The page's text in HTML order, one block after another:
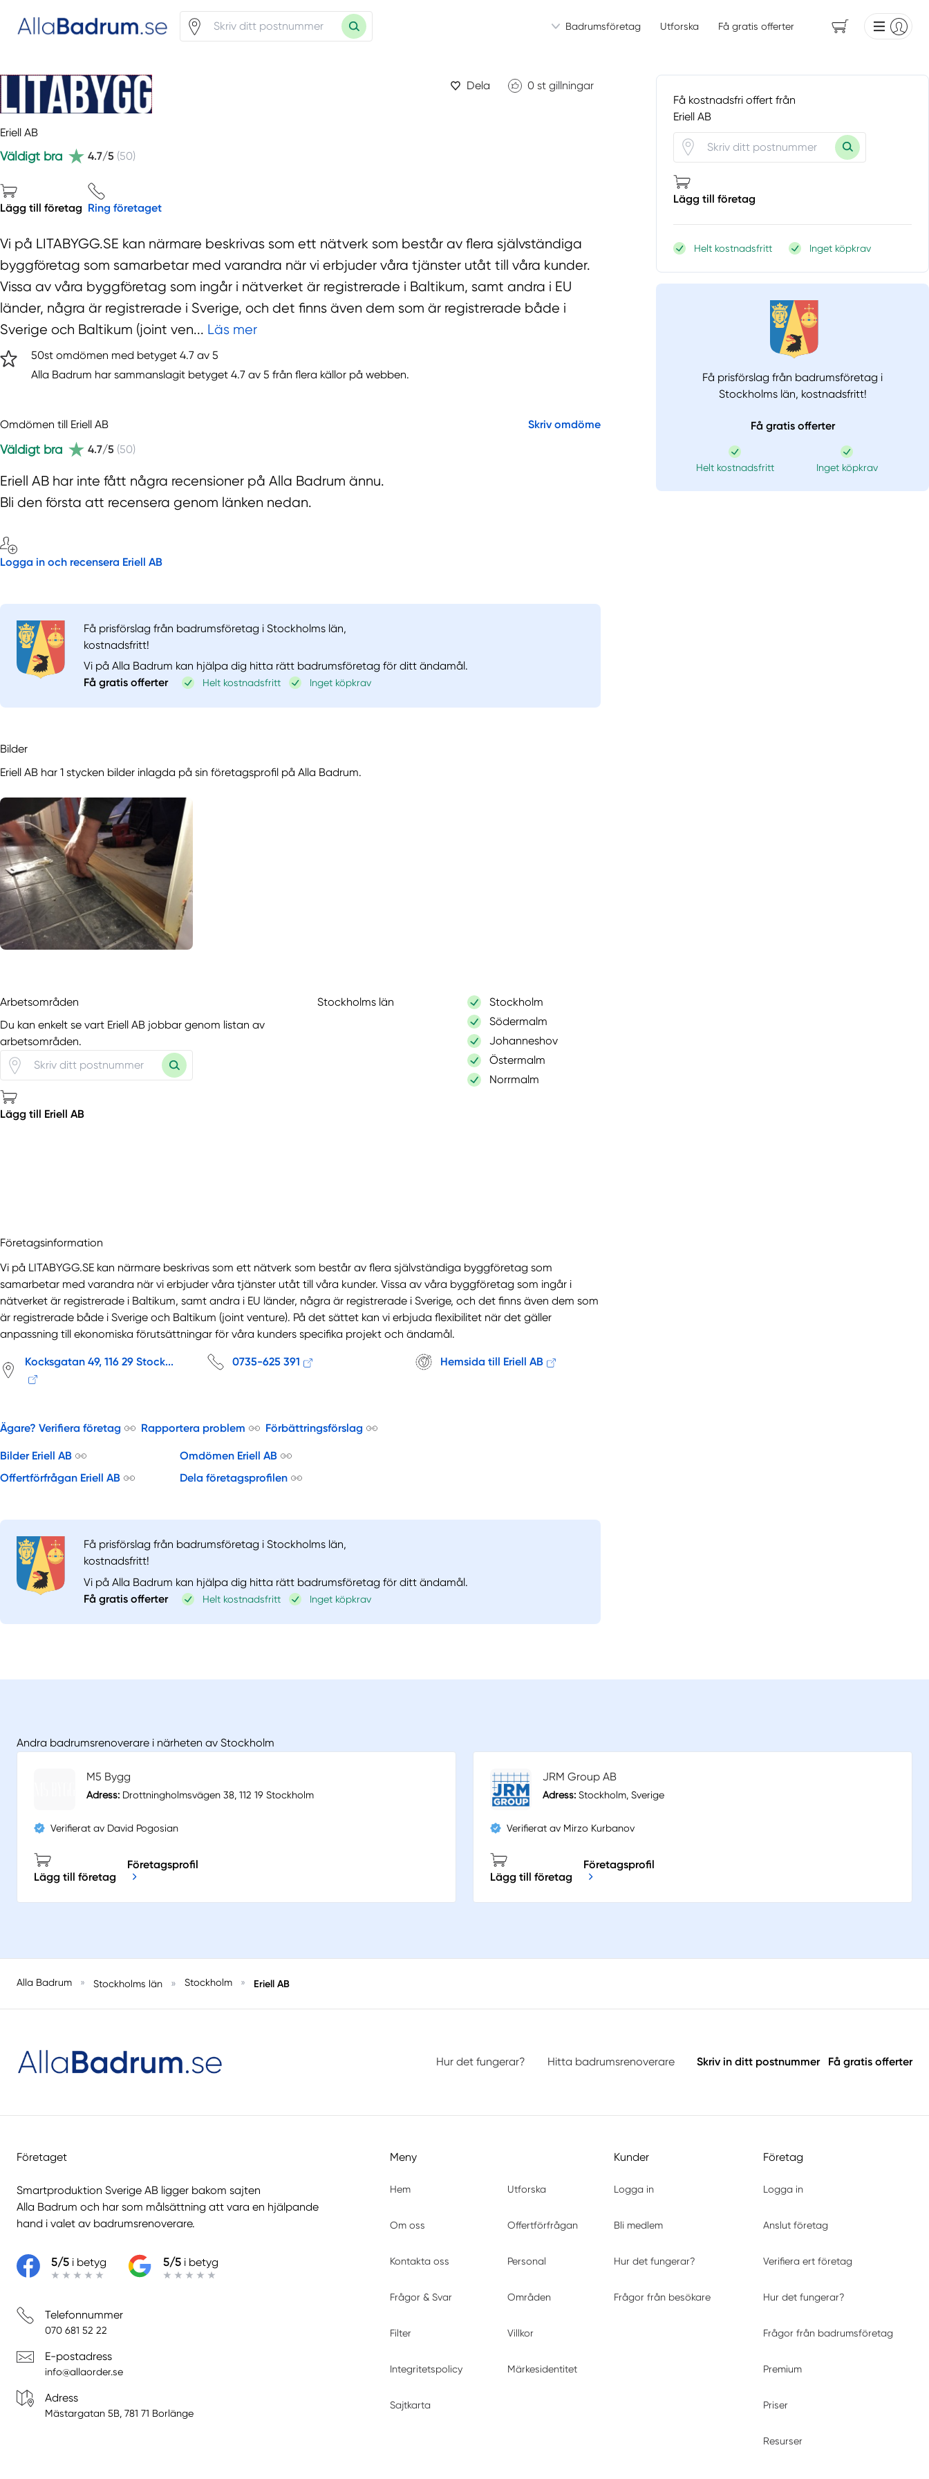
Badrumsföretag Utforska Få gratis offerter
Dela 0 st gillningar
Eriell AB
Väldigt bra 4.7/5 (50)
Lägg till företag Ring företaget
Vi på LITABYGG.SE kan närmare beskrivas som ett nätverk som består av flera självständiga
byggföretag som samarbetar med varandra när vi erbjuder våra tjänster utåt till våra kunder.
Vissa av våra byggföretag som ingår i nätverket är registrerade i Baltikum, samt andra i EU
länder, några är registrerade i Sverige, och det finns även dem som är registrerade både i
Sverige och Baltikum (joint ven... Läs mer
50st omdömen med betyget 4.7 av 5
Alla Badrum har sammanslagit betyget 4.7 av 5 från flera källor på webben.
Omdömen till Eriell AB
Väldigt bra 4.7/5 (50)
Skriv omdöme
Eriell AB har inte fått några recensioner på Alla Badrum ännu.
Bli den första att recensera genom länken nedan.
Logga in och recensera Eriell AB
Få prisförslag från badrumsföretag i Stockholms län,
kostnadsfritt!
Vi på Alla Badrum kan hjälpa dig hitta rätt badrumsföretag för ditt ändamål.
Få gratis offerter
Helt kostnadsfritt Inget köpkrav
Bilder
Eriell AB har 1 stycken bilder inlagda på sin företagsprofil på Alla Badrum.
Arbetsområden
Du kan enkelt se vart Eriell AB jobbar genom listan av
arbetsområden.
Lägg till Eriell AB
Stockholms län
Stockholm
Södermalm
Johanneshov
Östermalm
Norrmalm
Företagsinformation
Vi på LITABYGG.SE kan närmare beskrivas som ett nätverk som består av flera självständiga byggföretag som
samarbetar med varandra när vi erbjuder våra tjänster utåt till våra kunder. Vissa av våra byggföretag som ingår i
nätverket är registrerade i Baltikum, samt andra i EU länder, några är registrerade i Sverige, och det finns även dem som
är registrerade både i Sverige och Baltikum (joint venture). På det sättet kan vi erbjuda flexibilitet när det gäller
anpassning till ekonomiska förutsättningar för våra kunders specifika projekt och ändamål.
Kocksgatan 49, 116 29 Stock... 0735-625 391 Hemsida till Eriell AB
Ägare? Verifiera företag Rapportera problem Förbättringsförslag
Bilder Eriell AB
Omdömen Eriell AB
Offertförfrågan Eriell AB
Dela företagsprofilen
Få prisförslag från badrumsföretag i Stockholms län,
kostnadsfritt!
Vi på Alla Badrum kan hjälpa dig hitta rätt badrumsföretag för ditt ändamål.
Få gratis offerter
Helt kostnadsfritt Inget köpkrav
Få kostnadsfri offert från
Eriell AB
Lägg till företag
Helt kostnadsfritt Inget köpkrav
Få prisförslag från badrumsföretag i
Stockholms län, kostnadsfritt!
Få gratis offerter
Helt kostnadsfritt Inget köpkrav
Andra badrumsrenoverare i närheten av Stockholm
M5 Bygg
Adress: Drottningholmsvägen 38, 112 19 Stockholm
Verifierat av David Pogosian
Lägg till företag
Företagsprofil
JRM Group AB
Adress: Stockholm, Sverige
Verifierat av Mirzo Kurbanov
Lägg till företag
Företagsprofil
Alla Badrum » Stockholms län » Stockholm » Eriell AB
Hur det fungerar? Hitta badrumsrenoverare Skriv in ditt postnummer Få gratis offerter
Företaget
Smartproduktion Sverige AB ligger bakom sajten
Alla Badrum och har som målsättning att vara en hjälpande
hand i valet av badrumsrenoverare.
5/5 i betyg 5/5 i betyg
Telefonnummer
070 681 52 22
E-postadress
info@allaorder.se
Adress
Mästargatan 5B, 781 71 Borlänge
Meny
Hem Utforska
Om oss Offertförfrågan
Kontakta oss Personal
Frågor & Svar Områden
Filter Villkor
Integritetspolicy Märkesidentitet
Sajtkarta
Kunder
Logga in
Bli medlem
Hur det fungerar?
Frågor från besökare
Företag
Logga in
Anslut företag
Verifiera ert företag
Hur det fungerar?
Frågor från badrumsföretag
Premium
Priser
Resurser